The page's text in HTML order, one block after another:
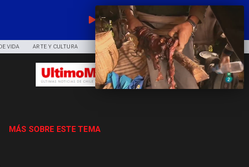
EN VIVO
VIDA ARTE Y CULTURA COMUNIDAD DEPORTES
MÁS SOBRE ESTE TEMA